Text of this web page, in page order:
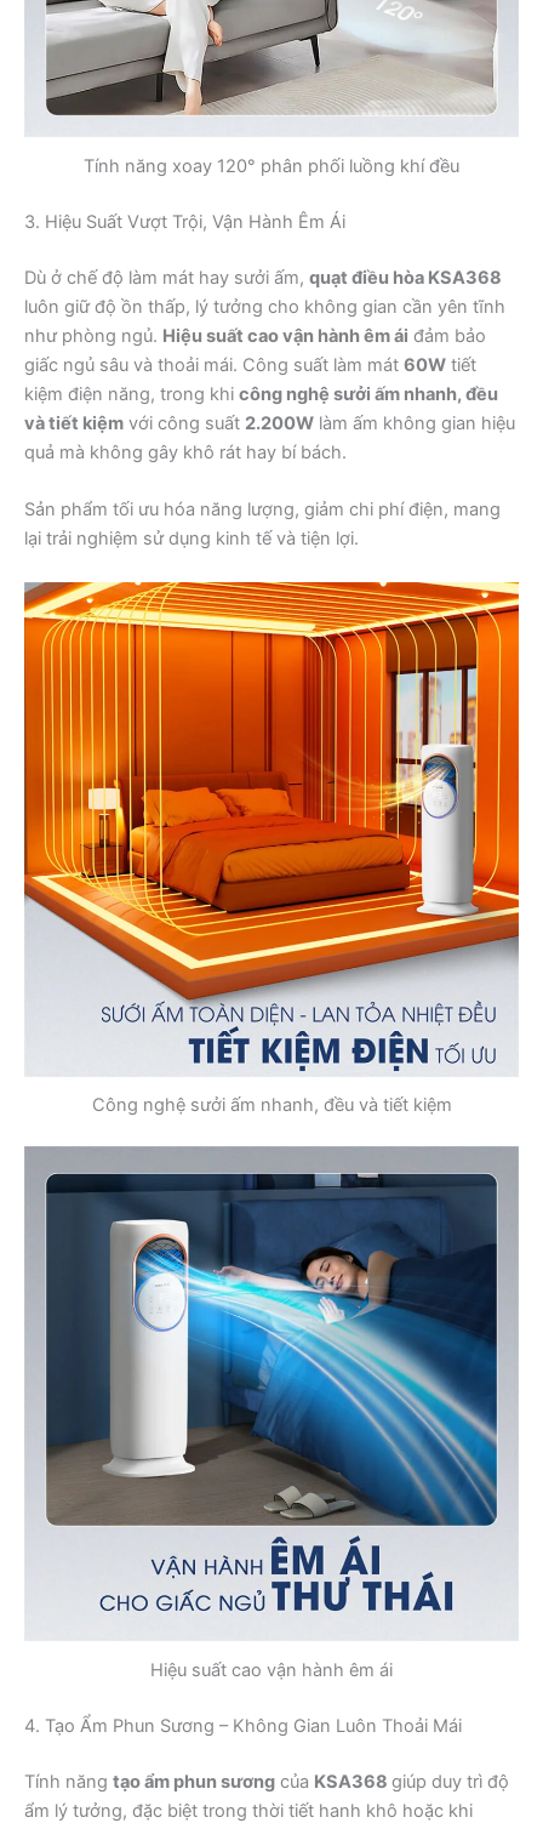
Tính năng xoay 120° phân phối luồng khí đều
3. Hiệu Suất Vượt Trội, Vận Hành Êm Ái
Dù ở chế độ làm mát hay sưởi ấm, quạt điều hòa KSA368
luôn giữ độ ồn thấp, lý tưởng cho không gian cần yên tĩnh
như phòng ngủ. Hiệu suất cao vận hành êm ái đảm bảo
giấc ngủ sâu và thoải mái. Công suất làm mát 60W tiết
kiệm điện năng, trong khi công nghệ sưởi ấm nhanh, đều
và tiết kiệm với công suất 2.200W làm ấm không gian hiệu
quả mà không gây khô rát hay bí bách.
Sản phẩm tối ưu hóa năng lượng, giảm chi phí điện, mang
lại trải nghiệm sử dụng kinh tế và tiện lợi.
Công nghệ sưởi ấm nhanh, đều và tiết kiệm
Hiệu suất cao vận hành êm ái
4. Tạo Ẩm Phun Sương – Không Gian Luôn Thoải Mái
Tính năng tạo ẩm phun sương của KSA368 giúp duy trì độ
ẩm lý tưởng, đặc biệt trong thời tiết hanh khô hoặc khi